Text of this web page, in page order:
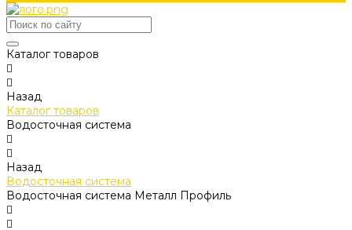
Каталог товаров
Назад
Каталог товаров
Водосточная система
Назад
Водосточная система
Водосточная система Металл Профиль